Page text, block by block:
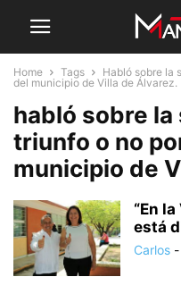
Home Tags
Habló sobre la
del municipio de Villa de Álvarez.
habló sobre
triunfo o no
municipio de
“En
está
Carlos -